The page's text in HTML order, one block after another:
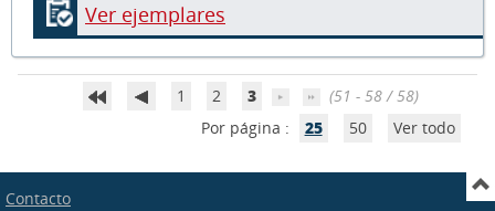
Ver ejemplares
1 2 3
(51 - 58 / 58)
Por página :
25 50 Ver todo
Contacto